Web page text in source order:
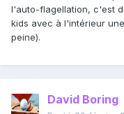
l'auto-flagellation, c'est
kids avec à l'intérieur
peine).
David Boring